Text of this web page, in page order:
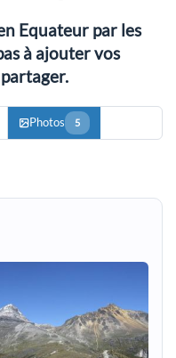
Equateur par les
à ajouter vos
Photos 5